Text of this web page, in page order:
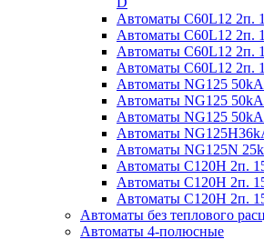
Автоматы C60L12 2п.
Автоматы C60L12 2п.
Автоматы C60L12 2п.
Автоматы C60L12 2п.
Автоматы NG125
Автоматы NG125
Автоматы NG125
Автоматы
Автоматы NG125N
Автоматы С120H 2п.
Автоматы С120H 2п.
Автоматы С120H 2п.
Автоматы без теплового
Автоматы 4-полюсные